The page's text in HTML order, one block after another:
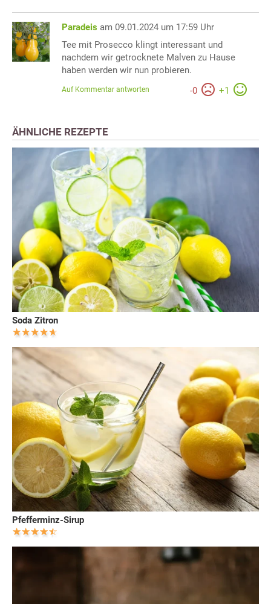
Paradeis am 09.01.2024 um 17:59 Uhr
Tee mit Prosecco klingt interessant und
nachdem wir getrocknete Malven zu Hause
haben werden wir nun probieren.
-0 +1
Auf Kommentar antworten
ÄHNLICHE REZEPTE
Soda Zitron
Pfefferminz-Sirup